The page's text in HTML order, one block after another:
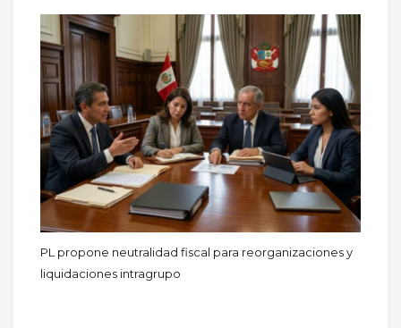
PL propone neutralidad fiscal para reorganizaciones y
liquidaciones intragrupo